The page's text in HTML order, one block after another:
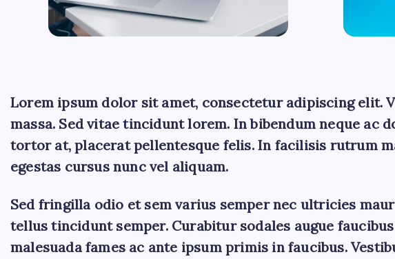
Lorem ipsum dolor sit amet, consectetur adipiscing elit.
massa. Sed vitae tincidunt lorem. In bibendum neque ac
tortor at, placerat pellentesque felis. In facilisis rutrum
egestas cursus nunc vel aliquam.
Sed fringilla odio et sem varius semper nec ultricies
tellus tincidunt semper. Curabitur sodales augue
malesuada fames ac ante ipsum primis in faucibus.